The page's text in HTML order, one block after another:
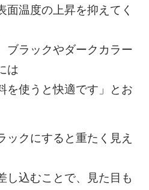
面温度の上昇を抑えてく
ブラックやダークカラー
は
を使うと快適です」とお
ックにすると重たく見え
し込むことで、見た目も